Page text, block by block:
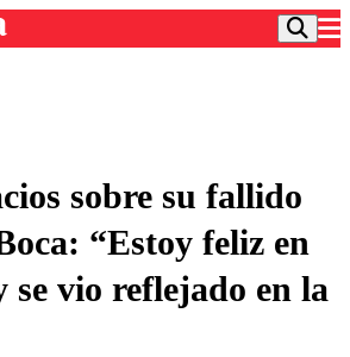
TV
sobre su fallido
“Estoy feliz en
se vio reflejado en la